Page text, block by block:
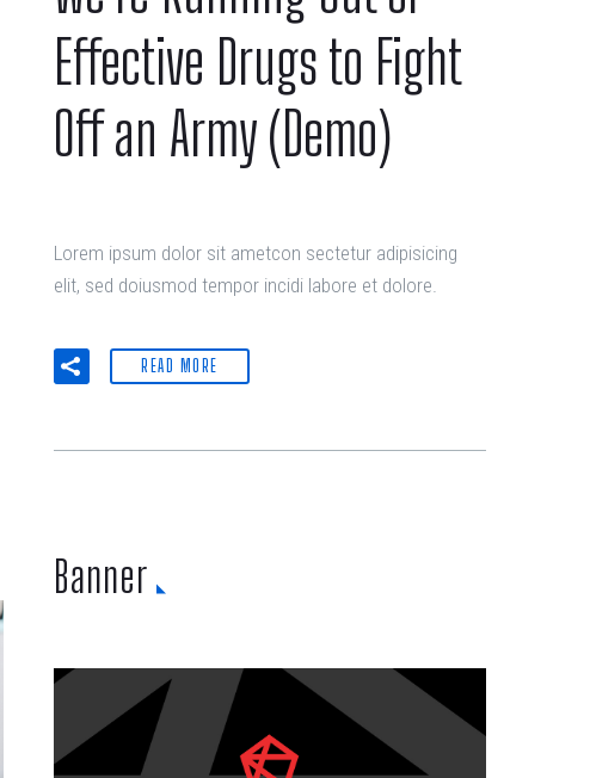
Effective Drugs to Fight
Off an Army (Demo)
Lorem ipsum dolor sit ametcon sectetur adipisicing
elit, sed doiusmod tempor incidi labore et dolore.
READ MORE
Banner